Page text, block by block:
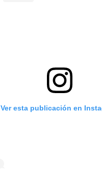
Ver esta publicación en